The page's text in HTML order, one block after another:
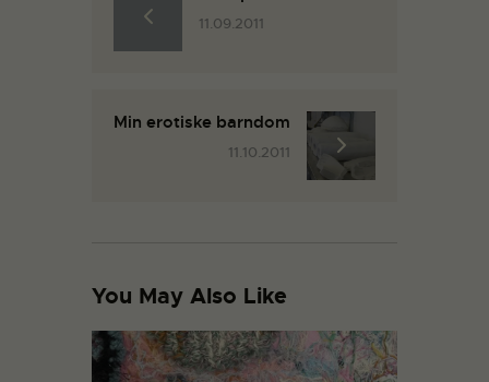
11.09.2011
Min erotiske barndom
11.10.2011
You May Also Like